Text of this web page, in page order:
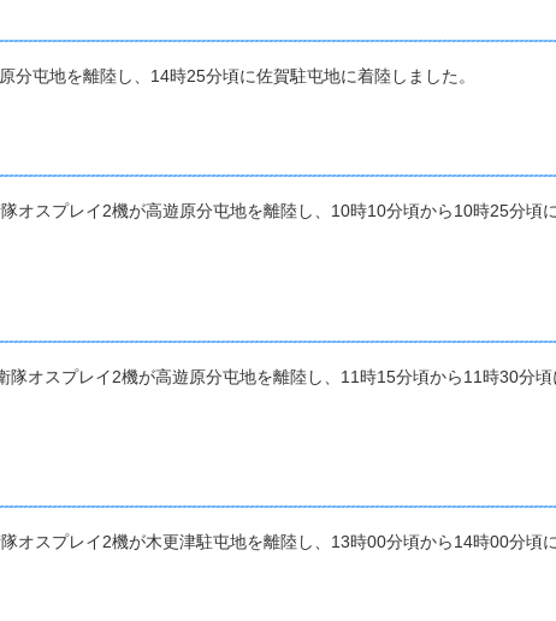
屯地を離陸し、14時25分頃に佐賀駐屯地に着陸しました。
オスプレイ2機が高遊原分屯地を離陸し、10時10分頃から10時25分頃
オスプレイ2機が高遊原分屯地を離陸し、11時15分頃から11時30分
オスプレイ2機が木更津駐屯地を離陸し、13時00分頃から14時00分頃